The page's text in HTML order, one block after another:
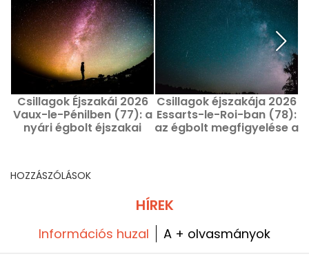
Csillagok Éjszakái 2026
Vaux-le-Pénilben (77): a
nyári égbolt éjszakai
Csillagok éjszakája 2026
Essarts-le-Roi-ban (78):
az égbolt megfigyelése a
HOZZÁSZÓLÁSOK
HÍREK
Információs huzal A + olvasmányok